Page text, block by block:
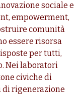
sociale e
empowerment,
comunità
essere risorsa
per tutti,
Nei laboratori
civiche di
di rigenerazione